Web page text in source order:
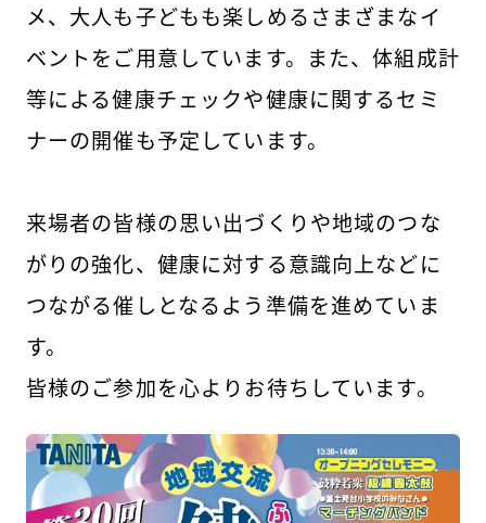
メ、大人も子どもも楽しめるさまざまなイ
ベントをご用意しています。また、体組成計
等による健康チェックや健康に関するセミ
ナーの開催も予定しています。
来場者の皆様の思い出づくりや地域のつな
がりの強化、健康に対する意識向上などに
つながる催しとなるよう準備を進めていま
す。
皆様のご参加を心よりお待ちしています。